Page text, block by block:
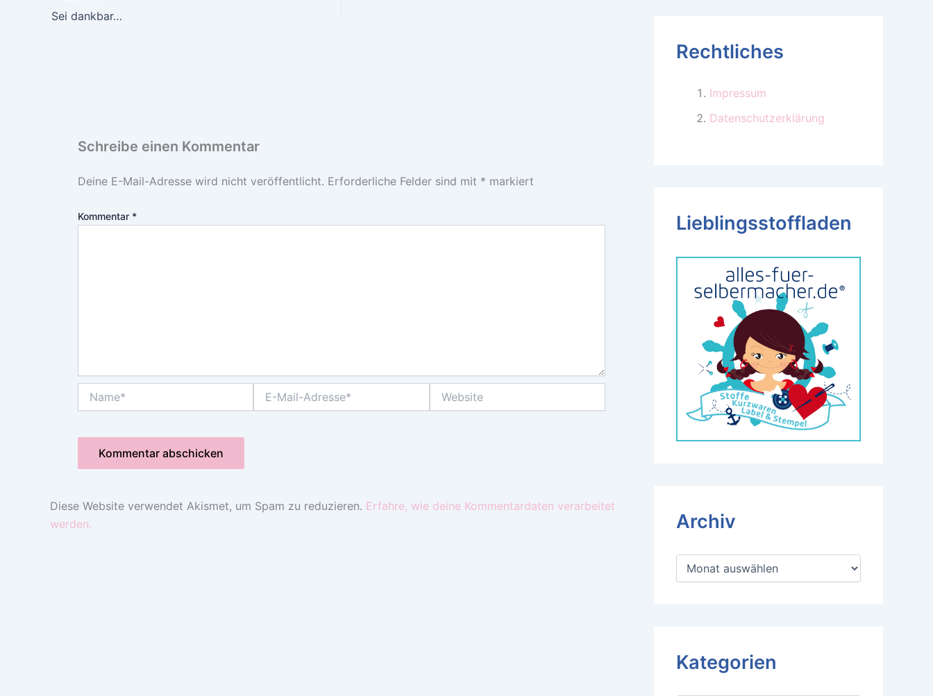
Sei dankbar…
Schreibe einen Kommentar
Deine E-Mail-Adresse wird nicht veröffentlicht. Erforderliche Felder sind mit * markiert
Kommentar *
Mail-
Diese Website verwendet Akismet, um Spam zu reduzieren. Erfahre, wie deine Kommentardaten verarbeitet
werden.
Rechtliches
Impressum
Datenschutzerklärung
Lieblingsstoffladen
Archiv
A
Kategorien